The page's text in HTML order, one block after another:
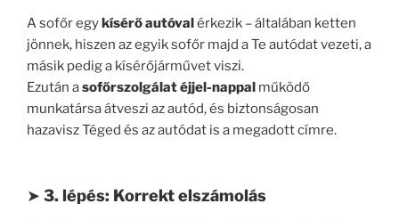
A sofőr egykísérő autóvalérkezik – általában ketten
jönnek, hiszen az egyik sofőr majd a Te autódat vezeti, a
másik pedig a kísérőjárművet viszi.
Ezután asofőrszolgálat éjjel-nappal működő
munkatársa átveszi az autód, és biztonságosan
hazavisz Téged és az autódat is a megadott címre.
➤ 3. lépés: Korrekt elszámolás